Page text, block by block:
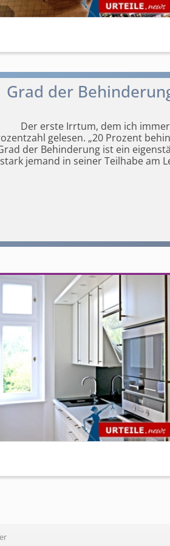
Grad der
Der erste Irrtum, dem ich
gelesen. „20 Prozent
der Behinderung ist ein
jemand in seiner Teilhabe am